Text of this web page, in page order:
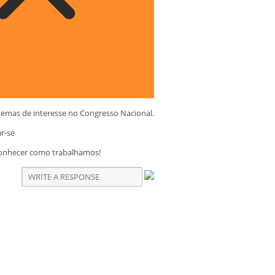
de interesse no Congresso Nacional.
se
como trabalhamos!